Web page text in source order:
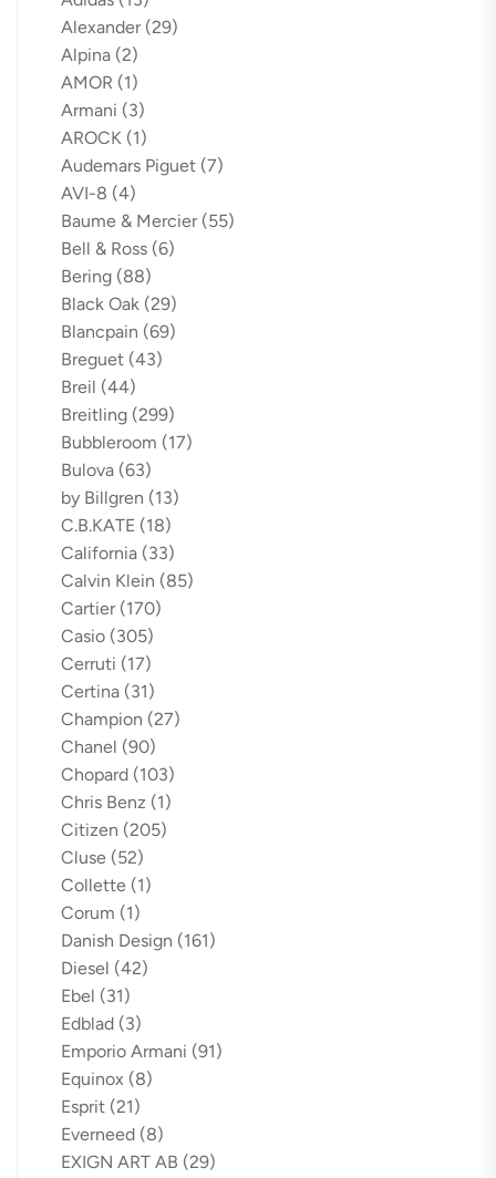
Alexander (29)
Alpina (2)
AMOR (1)
Armani (3)
AROCK (1)
Audemars Piguet (7)
AVI-8 (4)
Baume & Mercier (55)
Bell & Ross (6)
Bering (88)
Black Oak (29)
Blancpain (69)
Breguet (43)
Breil (44)
Breitling (299)
Bubbleroom (17)
Bulova (63)
by Billgren (13)
C.B.KATE (18)
California (33)
Calvin Klein (85)
Cartier (170)
Casio (305)
Cerruti (17)
Certina (31)
Champion (27)
Chanel (90)
Chopard (103)
Chris Benz (1)
Citizen (205)
Cluse (52)
Collette (1)
Corum (1)
Danish Design (161)
Diesel (42)
Ebel (31)
Edblad (3)
Emporio Armani (91)
Equinox (8)
Esprit (21)
Everneed (8)
EXIGN ART AB (29)